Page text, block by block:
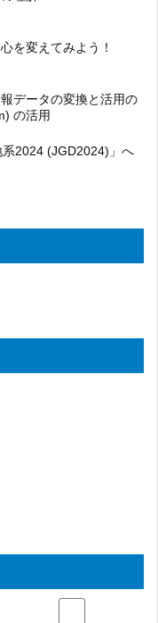
を変えてみよう！
データの変換と活用の
の活用
2024 (JGD2024)」へ